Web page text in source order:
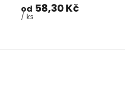
od 58,30 Kč
/ ks